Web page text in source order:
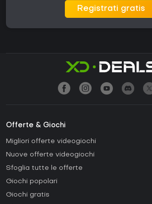
Registrati gratis
Offerte & Giochi
Migliori offerte videogiochi
Nuove offerte videogiochi
Sfoglia tutte le offerte
Giochi popolari
Giochi gratis